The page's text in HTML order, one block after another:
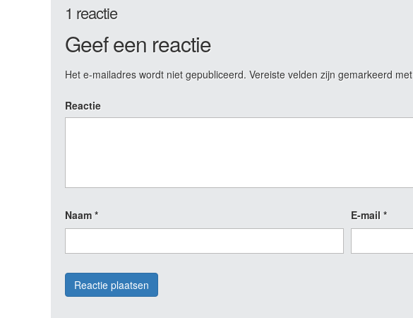
1 reactie
Geef een reactie
Het e-mailadres wordt niet gepubliceerd. Vereiste velden zijn gemarkeerd met
Reactie
Naam * E-mail *